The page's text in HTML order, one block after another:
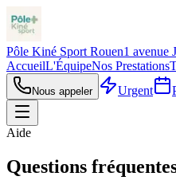
Pôle Kiné Sport Rouen1 avenue
AccueilL'ÉquipeNos Prestations
Nous appeler Urgent
Aide
Questions